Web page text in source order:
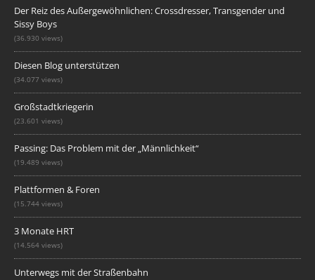
Der Reiz des Außergewöhnlichen: Crossdresser, Transgender und
Sissy Boys
(36.930 views)
Diesen Blog unterstützen
(34.077 views)
Großstadtkriegerin
(23.601 views)
Passing: Das Problem mit der „Männlichkeit“
(19.489 views)
Plattformen & Foren
(15.744 views)
3 Monate HRT
(14.564 views)
Unterwegs mit der Straßenbahn